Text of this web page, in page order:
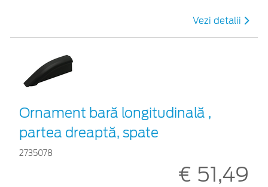
Vezi detalii
Ornament bară longitudinală ,
partea dreaptă, spate
2735078
€ 51,49